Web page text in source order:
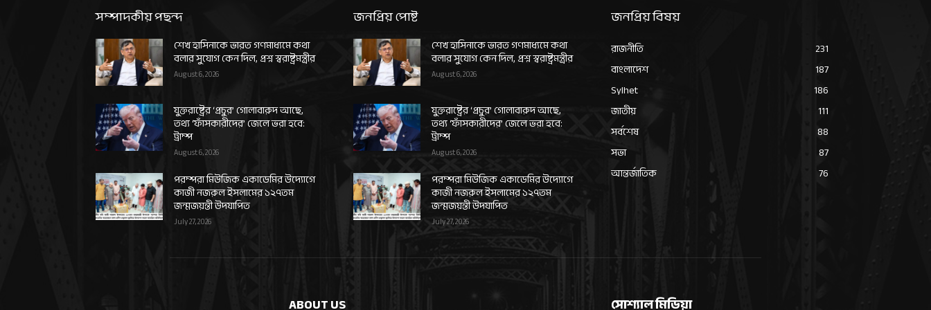
সম্পাদকীয় পছন্দ
শেখ হাসিনাকে ভারত গণমাধ্যমে কথা
বলার সুযোগ কেন দিল, প্রশ্ন স্বরাষ্ট্রমন্ত্রীর
August 6, 2026
যুক্তরাষ্ট্রের ‘প্রচুর’ গোলাবারুদ আছে,
তথ্য ‘ফাঁসকারীদের’ জেলে ভরা হবে:
ট্রাম্প
August 6, 2026
পরম্পরা মিউজিক একাডেমির উদ্যোগে
কাজী নজরুল ইসলামের ১২৭তম
জন্মজয়ন্তী উদযাপিত
July 27, 2026
জনপ্রিয় পোষ্ট
শেখ হাসিনাকে ভারত গণমাধ্যমে কথা
বলার সুযোগ কেন দিল, প্রশ্ন স্বরাষ্ট্রমন্ত্রীর
August 6, 2026
যুক্তরাষ্ট্রের ‘প্রচুর’ গোলাবারুদ আছে,
তথ্য ‘ফাঁসকারীদের’ জেলে ভরা হবে:
ট্রাম্প
August 6, 2026
পরম্পরা মিউজিক একাডেমির উদ্যোগে
কাজী নজরুল ইসলামের ১২৭তম
জন্মজয়ন্তী উদযাপিত
July 27, 2026
জনপ্রিয় বিষয়
রাজনীতি
231
বাংলাদেশ
187
Sylhet
186
জাতীয়
111
সর্বশেষ
88
সভা
87
আন্তর্জাতিক
76
ABOUT US সোশ্যাল মিডিয়া